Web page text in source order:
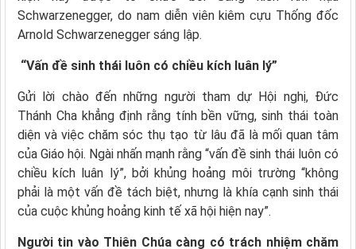
Schwarzenegger, do nam diễn viên kiêm cựu Thống đốc
Arnold Schwarzenegger sáng lập.
“Vấn đề sinh thái luôn có chiều kích luân lý”
Gửi lời chào đến những người tham dự Hội nghị, Đức
Thánh Cha khẳng định rằng tính bền vững, sinh thái toàn
diện và việc chăm sóc thụ tạo từ lâu đã là mối quan tâm
của Giáo hội. Ngài nhấn mạnh rằng “vấn đề sinh thái luôn có
chiều kích luân lý”, bởi khủng hoảng môi trường “không
phải là một vấn đề tách biệt, nhưng là khía cạnh sinh thái
của cuộc khủng hoảng kinh tế xã hội hiện nay”.
Người tin vào Thiên Chúa càng có trách nhiệm chăm